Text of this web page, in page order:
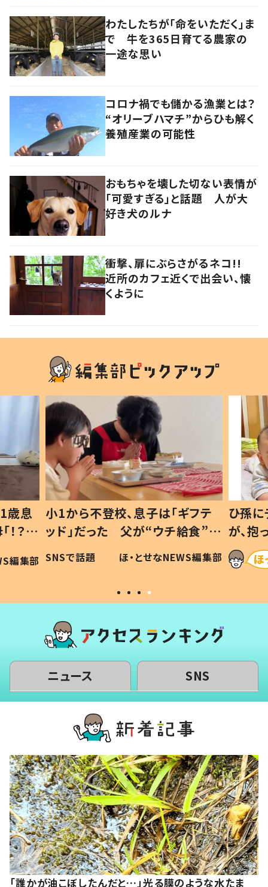
わたしたちが「命をいただく」ま
で 牛を365日育てる農家の
一途な思い
コロナ禍でも儲かる漁業とは？
“オリーブハマチ”からひも解く
養殖産業の可能性
おもちゃを壊した切ない表情が
「可愛すぎる」と話題 人が大
好き犬のルナ
衝撃、扉にぶらさがるネコ!!
近所のカフェ近くで出会い、懐
くように
歳息
？」
編集部
小1から不登校、息子は「ギフテ
ッド」だった 父が“ウチ給食”を
作り続ける理由とは #令和の親
#令和の子
SNSで話題 ほ・とせなNEWS編集部
ひ孫
が、
「涙が
い」
ニュース SNS
「誰かが油こぼしたんだと…」光る膜のような水たま